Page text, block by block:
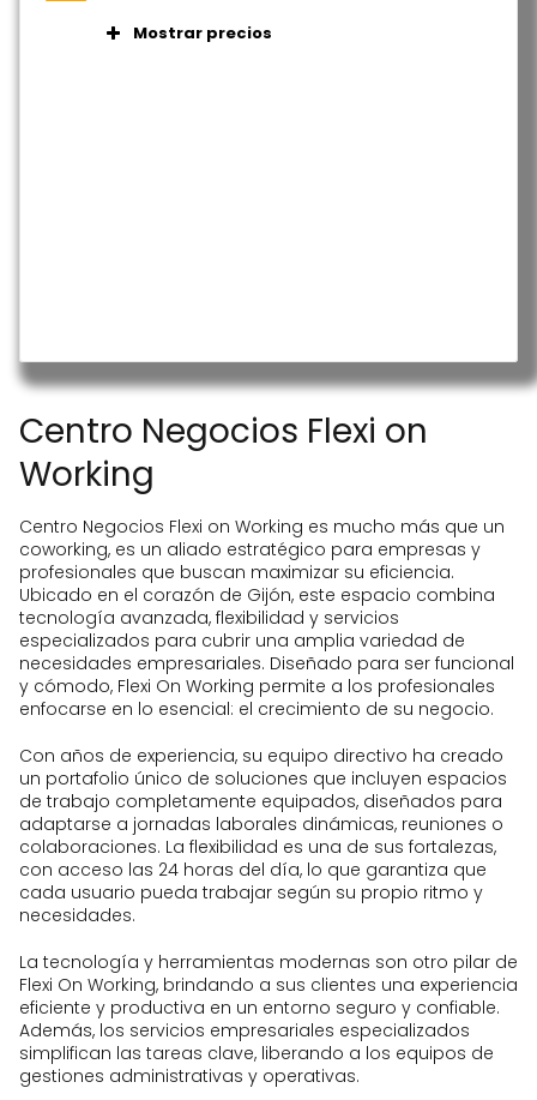
Mostrar precios
Centro Negocios Flexi on
Working
Centro Negocios Flexi on Working es mucho más que un
coworking, es un aliado estratégico para empresas y
profesionales que buscan maximizar su eficiencia.
Ubicado en el corazón de Gijón, este espacio combina
tecnología avanzada, flexibilidad y servicios
especializados para cubrir una amplia variedad de
necesidades empresariales. Diseñado para ser funcional
y cómodo, Flexi On Working permite a los profesionales
enfocarse en lo esencial: el crecimiento de su negocio.
Con años de experiencia, su equipo directivo ha creado
un portafolio único de soluciones que incluyen espacios
de trabajo completamente equipados, diseñados para
adaptarse a jornadas laborales dinámicas, reuniones o
colaboraciones. La flexibilidad es una de sus fortalezas,
con acceso las 24 horas del día, lo que garantiza que
cada usuario pueda trabajar según su propio ritmo y
necesidades.
La tecnología y herramientas modernas son otro pilar de
Flexi On Working, brindando a sus clientes una experiencia
eficiente y productiva en un entorno seguro y confiable.
Además, los servicios empresariales especializados
simplifican las tareas clave, liberando a los equipos de
gestiones administrativas y operativas.